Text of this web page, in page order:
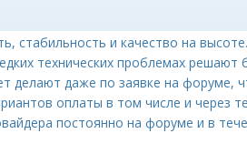
стабильность и качество на
технических проблемах решают
делают даже по заявке на форуме,
оплаты в том числе и через
постоянно на форуме и в